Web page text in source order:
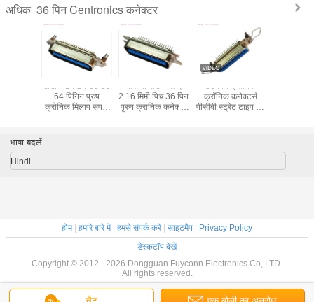
अधिक 36 पिन Centronics कनेक्टर
डीडीके 14 24 36 50
64 पिनिन पुरुष
क्रोनिक मिलाप संपर्क
पीसीबी बोर्ड के लिए
2.16 मिमी पिच 36 पिन
पुरुष क्रानिक कनेक्टर
36 पिन क्रोनिक
क्रॉनिक कनेक्टर्स
पीसीबी स्ट्रेट टाइप 14
भाषा बदलें
Hindi
होम| हमारे बारे में| हमसे संपर्क करें| साइटमैप | Privacy Policy
डेस्कटॉप देखें
Copyright © 2012 - 2026 Dongguan Fuyconn Electronics Co,.LTD.
All rights reserved.